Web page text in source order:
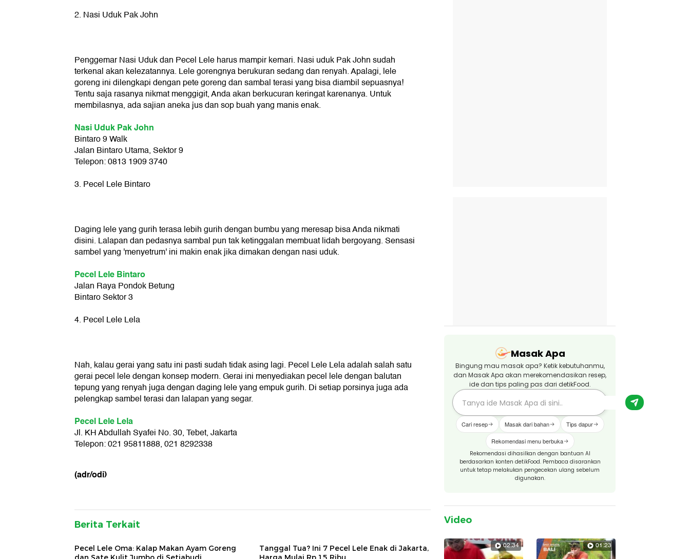
2. Nasi Uduk Pak John
Penggemar Nasi Uduk dan Pecel Lele harus mampir kemari. Nasi uduk Pak John sudah
terkenal akan kelezatannya. Lele gorengnya berukuran sedang dan renyah. Apalagi, lele
goreng ini dilengkapi dengan pete goreng dan sambal terasi yang bisa diambil sepuasnya!
Tentu saja rasanya nikmat menggigit, Anda akan berkucuran keringat karenanya. Untuk
membilasnya, ada sajian aneka jus dan sop buah yang manis enak.
Nasi Uduk Pak John
Bintaro 9 Walk
Jalan Bintaro Utama, Sektor 9
Telepon: 0813 1909 3740
3. Pecel Lele Bintaro
Daging lele yang gurih terasa lebih gurih dengan bumbu yang meresap bisa Anda nikmati
disini. Lalapan dan pedasnya sambal pun tak ketinggalan membuat lidah bergoyang. Sensasi
sambel yang 'menyetrum' ini makin enak jika dimakan dengan nasi uduk.
Pecel Lele Bintaro
Jalan Raya Pondok Betung
Bintaro Sektor 3
4. Pecel Lele Lela
Nah, kalau gerai yang satu ini pasti sudah tidak asing lagi. Pecel Lele Lela adalah salah satu
gerai pecel lele dengan konsep modern. Gerai ini menyediakan pecel lele dengan balutan
tepung yang renyah juga dengan daging lele yang empuk gurih. Di setiap porsinya juga ada
pelengkap sambel terasi dan lalapan yang segar.
Pecel Lele Lela
Jl. KH Abdullah Syafei No. 30, Tebet, Jakarta
Telepon: 021 95811888, 021 8292338
(adr/odi)
Berita Terkait
Pecel Lele Oma: Kalap Makan Ayam Goreng
Tanggal Tua? Ini 7 Pecel Lele Enak di Jakarta,
Masak Apa
Bingung mau masak apa? Ketik kebutuhanmu,
dan Masak Apa akan merekomendasikan resep,
ide dan tips paling pas dari detikFood.
Cari resep Masak dari bahan Tips dapur
Rekomendasi menu berbuka
Rekomendasi dihasilkan dengan bantuan AI
berdasarkan konten detikFood. Pembaca disarankan
untuk tetap melakukan pengecekan ulang sebelum
digunakan.
Video
02:34 01:23